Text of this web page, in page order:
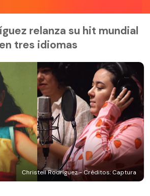
relanza su hit mundial
tres idiomas
Christell Rodríguez - Créditos: Captura